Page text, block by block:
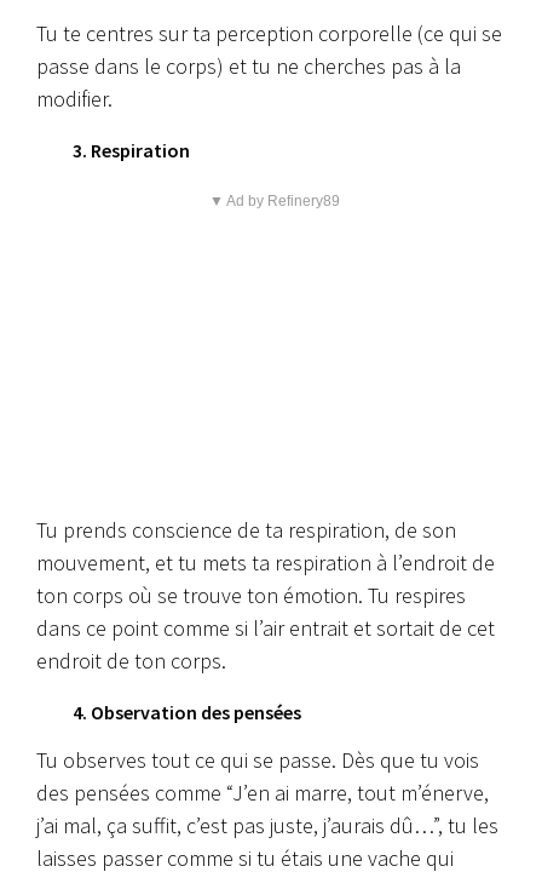
Tu te centres sur ta perception corporelle (ce qui se
passe dans le corps) et tu ne cherches pas à la
modifier.
3. Respiration
▼ Ad by Refinery89
Tu prends conscience de ta respiration, de son
mouvement, et tu mets ta respiration à l’endroit de
ton corps où se trouve ton émotion. Tu respires
dans ce point comme si l’air entrait et sortait de cet
endroit de ton corps.
4. Observation des pensées
Tu observes tout ce qui se passe. Dès que tu vois
des pensées comme “J’en ai marre, tout m’énerve,
j’ai mal, ça suffit, c’est pas juste, j’aurais dû…”, tu les
laisses passer comme si tu étais une vache qui